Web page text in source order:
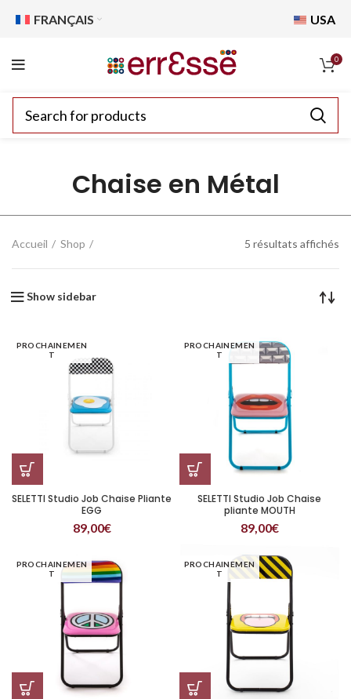
FRANÇAIS USA
0
Chaise en Métal
Accueil Shop 5 résultats affichés
Show sidebar
PROCHAINEMEN
T
SELETTI Studio Job Chaise Pliante
EGG
89,00€
PROCHAINEMEN
T
SELETTI Studio Job Chaise
pliante MOUTH
89,00€
PROCHAINEMEN
T
PROCHAINEMEN
T